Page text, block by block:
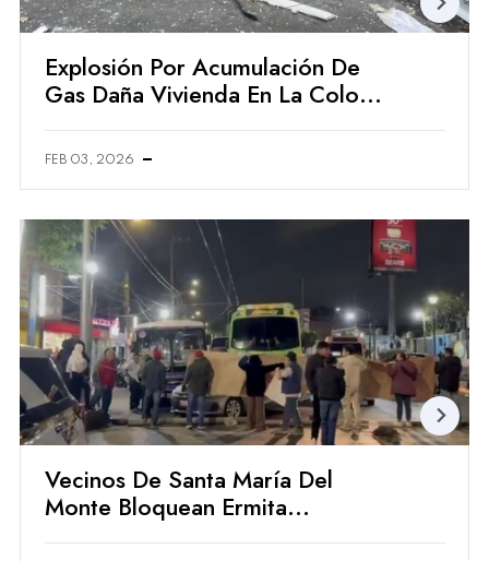
Explosión Por Acumulación De
Gas Daña Vivienda En La Colonia
Axotla
FEB 03, 2026
Vecinos De Santa María Del
Monte Bloquean Ermita
Iztapalapa Por Obras De La